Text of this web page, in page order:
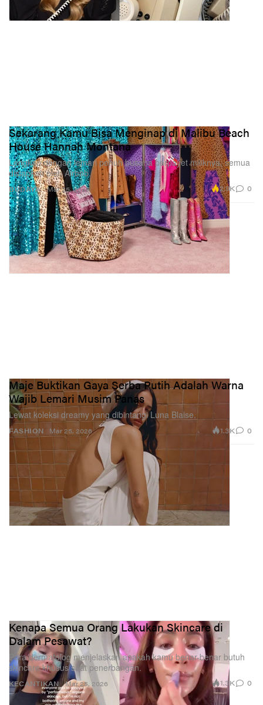
BUDAYA
Sekarang Kamu Bisa Menginap di Malibu Beach
House Hannah Montana
Lengkap dengan lemari penuh busana berpayet miliknya, semua
disiapkan oleh Airbnb.
Mar 25, 2026 2.9K 0
FASHION
Maje Buktikan Gaya Serba Putih Adalah Warna
Wajib Lemari Musim Panas
Lewat koleksi dreamy yang dibintangi Luna Blaise.
Mar 25, 2026 1.3K 0
KECANTIKAN
Kenapa Semua Orang Lakukan Skincare di
Dalam Pesawat?
Para dermatolog menjelaskan apakah kamu benar-benar butuh
skincare khusus saat penerbangan.
Mar 25, 2026 1.3K 0